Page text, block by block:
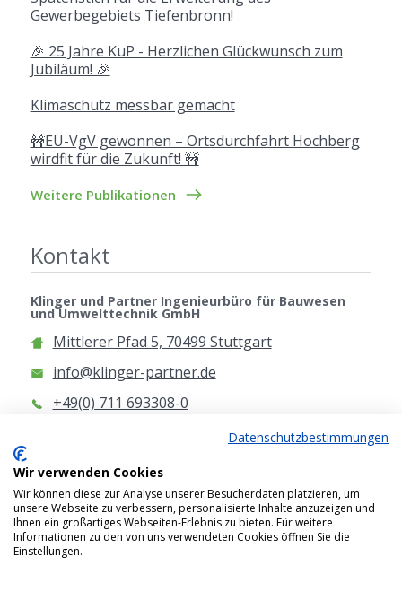
Gewerbegebiets Tiefenbronn!
🎉 25 Jahre KuP - Herzlichen Glückwunsch zum
Jubiläum! 🎉
Klimaschutz messbar gemacht
🚧EU-VgV gewonnen – Ortsdurchfahrt Hochberg
wirdfit für die Zukunft! 🚧
Weitere Publikationen
Kontakt
Klinger und Partner Ingenieurbüro für Bauwesen
und Umwelttechnik GmbH
Mittlerer Pfad 5, 70499 Stuttgart
info@klinger-partner.de
+49(0) 711 693308-0
Anfahrt
Datenschutzbestimmungen
Wir verwenden Cookies
Wir können diese zur Analyse unserer Besucherdaten platzieren, um
unsere Webseite zu verbessern, personalisierte Inhalte anzuzeigen und
Ihnen ein großartiges Webseiten-Erlebnis zu bieten. Für weitere
Informationen zu den von uns verwendeten Cookies öffnen Sie die
Einstellungen.